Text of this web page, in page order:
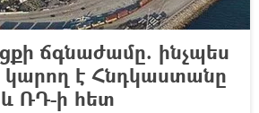
ճգնաժամը. ինչպես
է Հնդկաստանը
ՌԴ-ի հետ